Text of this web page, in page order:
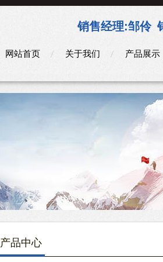
销售经理:邹伶
网站首页 关于我们 产品展示
产品中心